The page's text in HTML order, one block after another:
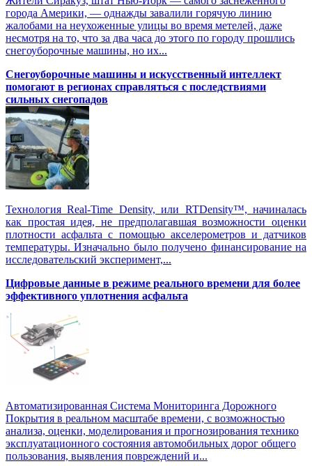
города Америки, — однажды завалили горячую линию
жалобами на неухоженные улицы во время метелей, даже
несмотря на то, что за два часа до этого по городу прошлись
снегоуборочные машины, но их...
Снегоуборочные машины и искусственный интеллект
помогают в регионах справляться с последствиями
сильных снегопадов
Технология Real-Time Density, или RTDensity™, начиналась
как простая идея, не предполагавшая возможности оценки
плотности асфальта с помощью акселерометров и датчиков
температуры. Изначально было получено финансирование на
исследовательский эксперимент,...
Цифровые данные в режиме реального времени для более
эффективного уплотнения асфальта
Автоматизированная Система Мониторинга Дорожного
Покрытия в реальном масштабе времени, с возможностью
анализа, оценки, моделирования и прогнозирования технико
эксплуатационного состояния автомобильных дорог общего
пользования, выявления повреждений и...